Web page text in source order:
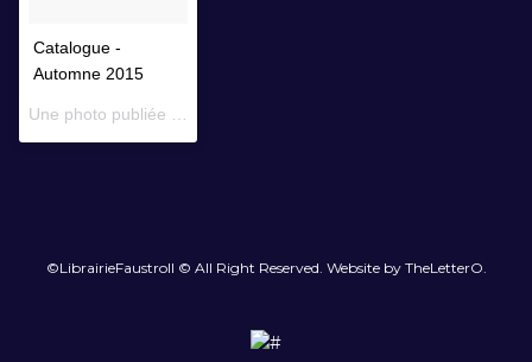
Catalogue -
Automne 2015
©LibrairieFaustroll © All Right Reserved. Website by TheLetterO.